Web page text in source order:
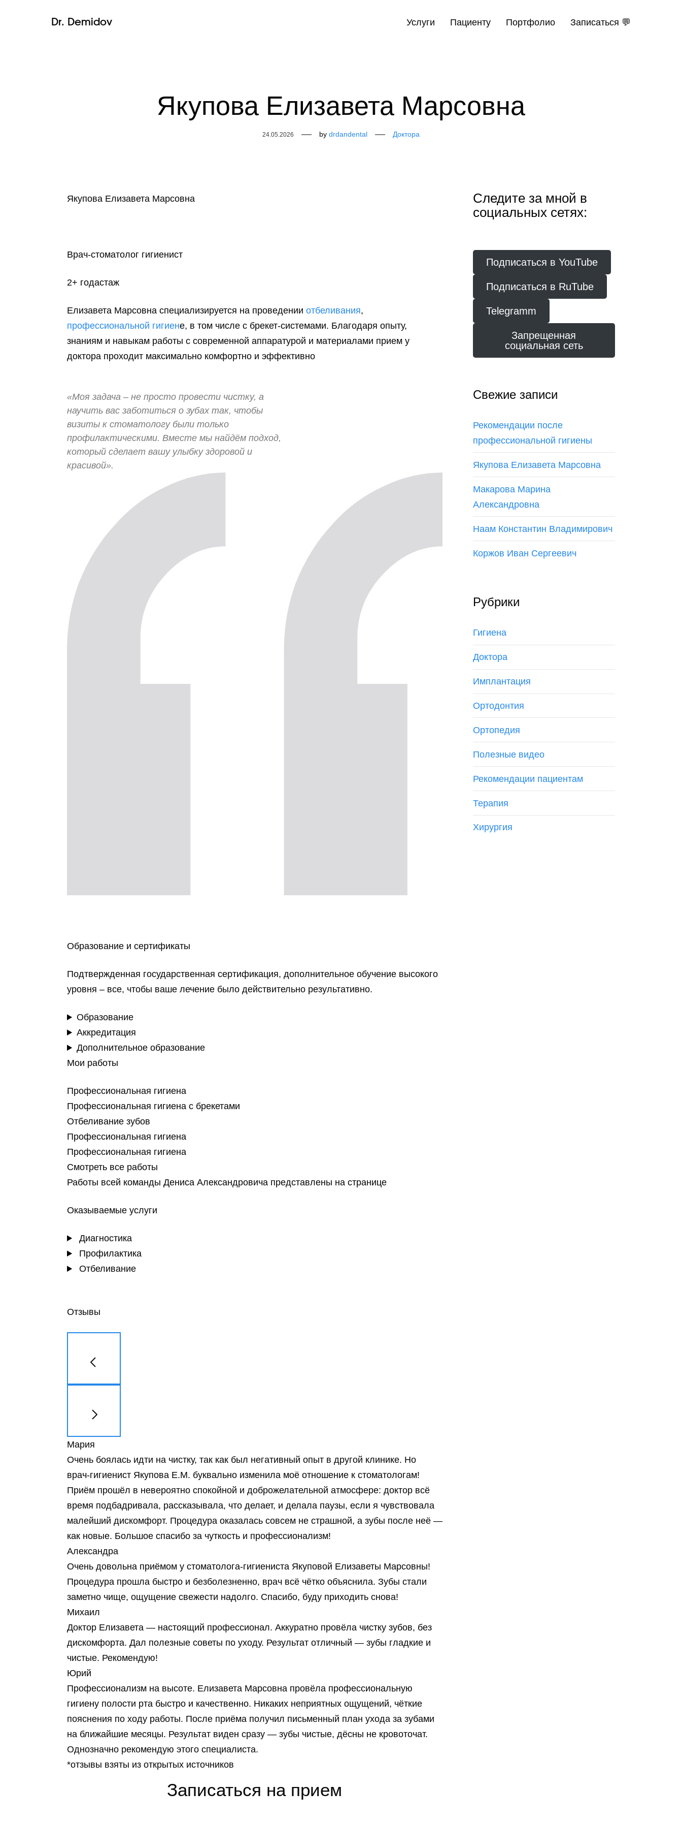
Dr. Demidov Услуги Пациенту Портфолио Записаться 💬
Якупова Елизавета Марсовна
24.05.2026 Author
by drdandental Доктора
Якупова Елизавета Марсовна
Врач-стоматолог гигиенист
2+ годастаж
Елизавета Марсовна специализируется на проведении отбеливания,
профессиональной гигиене, в том числе с брекет-системами. Благодаря опыту,
знаниям и навыкам работы с современной аппаратурой и материалами прием у
доктора проходит максимально комфортно и эффективно
«Моя задача – не просто провести чистку, а
научить вас заботиться о зубах так, чтобы
визиты к стоматологу были только
профилактическими. Вместе мы найдём подход,
который сделает вашу улыбку здоровой и
красивой».
Образование и сертификаты
Подтвержденная государственная сертификация, дополнительное обучение высокого
уровня – все, чтобы ваше лечение было действительно результативно.
Образование
Аккредитация
Дополнительное образование
Мои работы
Профессиональная гигиена
Профессиональная гигиена с брекетами
Отбеливание зубов
Профессиональная гигиена
Профессиональная гигиена
Смотреть все работы
Работы всей команды Дениса Александровича представлены на странице
Оказываемые услуги
Диагностика
Профилактика
Отбеливание
Отзывы
Мария
Очень боялась идти на чистку, так как был негативный опыт в другой клинике. Но
врач‑гигиенист Якупова Е.М. буквально изменила моё отношение к стоматологам!
Приём прошёл в невероятно спокойной и доброжелательной атмосфере: доктор всё
время подбадривала, рассказывала, что делает, и делала паузы, если я чувствовала
малейший дискомфорт. Процедура оказалась совсем не страшной, а зубы после неё —
как новые. Большое спасибо за чуткость и профессионализм!
Александра
Очень довольна приёмом у стоматолога‑гигиениста Якуповой Елизаветы Марсовны!
Процедура прошла быстро и безболезненно, врач всё чётко объяснила. Зубы стали
заметно чище, ощущение свежести надолго. Спасибо, буду приходить снова!
Михаил
Доктор Елизавета — настоящий профессионал. Аккуратно провёла чистку зубов, без
дискомфорта. Дал полезные советы по уходу. Результат отличный — зубы гладкие и
чистые. Рекомендую!
Юрий
Профессионализм на высоте. Елизавета Марсовна провёла профессиональную
гигиену полости рта быстро и качественно. Никаких неприятных ощущений, чёткие
пояснения по ходу работы. После приёма получил письменный план ухода за зубами
на ближайшие месяцы. Результат виден сразу — зубы чистые, дёсны не кровоточат.
Однозначно рекомендую этого специалиста.
*отзывы взяты из открытых источников
Записаться на прием
Следите за мной в
социальных сетях:
Подписаться в YouTube
Подписаться в RuTube
Telegramm
Запрещенная
социальная сеть
Свежие записи
Рекомендации после
профессиональной гигиены
Якупова Елизавета Марсовна
Макарова Марина
Александровна
Наам Константин Владимирович
Коржов Иван Сергеевич
Рубрики
Гигиена
Доктора
Имплантация
Ортодонтия
Ортопедия
Полезные видео
Рекомендации пациентам
Терапия
Хирургия